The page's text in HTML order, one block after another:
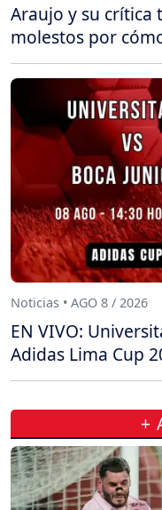
Araujo y su crítica
molestos por
Noticias • AGO 8 / 2026
EN VIVO:
Adidas Lima Cup
+